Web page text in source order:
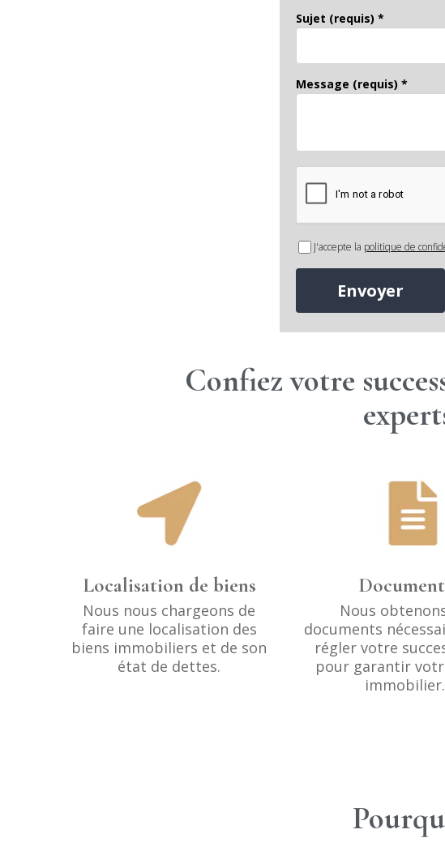
Sujet (requis) *
Message (requis) *
J'accepte la politique de
Envoyer
Confiez votre
Localisation de biens
Nous nous chargeons de
faire une localisation des
biens immobiliers et de son
état de dettes.
Nous
documents
régler votre
pour garantir
immobilier.